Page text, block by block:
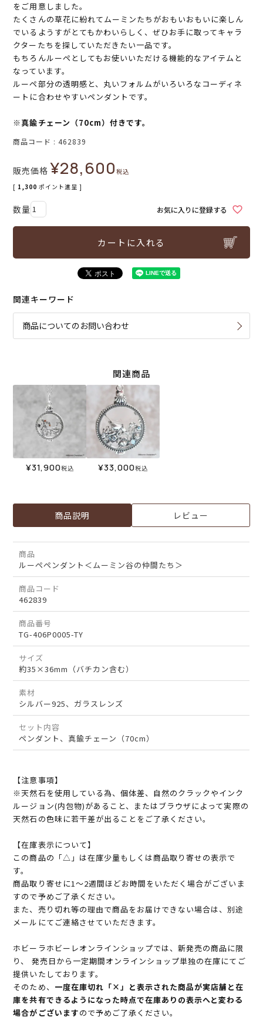
をご用意しました。
たくさんの草花に紛れてムーミンたちがおもいおもいに楽しん
でいるようすがとてもかわいらしく、ぜひお手に取ってキャラ
クターたちを探していただきたい一品です。
もちろんルーペとしてもお使いいただける機能的なアイテムと
なっています。
ルーペ部分の透明感と、丸いフォルムがいろいろなコーディネ
ートに合わせやすいペンダントです。
※真鍮チェーン（70cm）付きです。
商品コード 462839
販売価格 ¥28,600税込
[ 1,300 ポイント進呈 ]
お気に入りに登録する
カートに入れる
関連キーワード
商品についてのお問い合わせ
関連商品
¥31,900税込 ¥33,000税込
商品説明 レビュー
商品
ルーペペンダント＜ムーミン谷の仲間たち＞
商品コード
462839
商品番号
TG-406P0005-TY
サイズ
約35×36mm（バチカン含む）
素材
シルバー925、ガラスレンズ
セット内容
ペンダント、真鍮チェーン（70cm）
【注意事項】
※天然石を使用している為、個体差、自然のクラックやインク
ルージョン(内包物)があること、またはブラウザによって実際の
天然石の色味に若干差が出ることをご了承ください。
【在庫表示について】
この商品の「△」は在庫少量もしくは商品取り寄せの表示で
す。
商品取り寄せに1～2週間ほどお時間をいただく場合がございま
すので予めご了承ください。
また、売り切れ等の理由で商品をお届けできない場合は、別途
メールにてご連絡させていただきます。
ホビーラホビーレオンラインショップでは、新発売の商品に限
り、 発売日から一定期間オンラインショップ単独の在庫にてご
提供いたしております。
そのため、 一度在庫切れ「×」と表示された商品が実店舗と在
庫を共有できるようになった時点で在庫ありの表示へと変わる
場合がございますので予めご了承ください。